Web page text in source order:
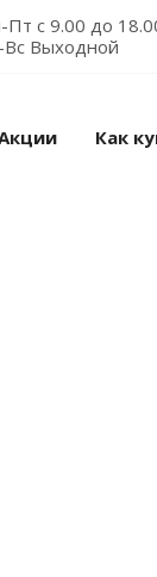
Пт с 9.00 до
Вс Выходной
Как